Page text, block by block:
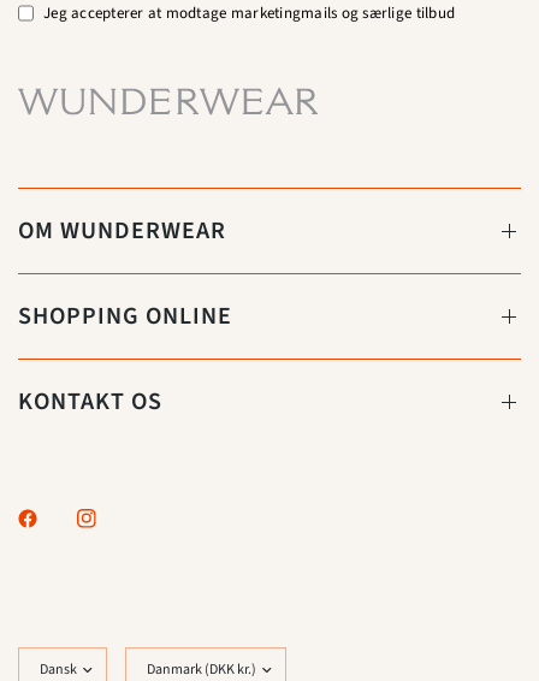
Jeg accepterer at modtage marketingmails og særlige tilbud
OM WUNDERWEAR
SHOPPING ONLINE
KONTAKT OS